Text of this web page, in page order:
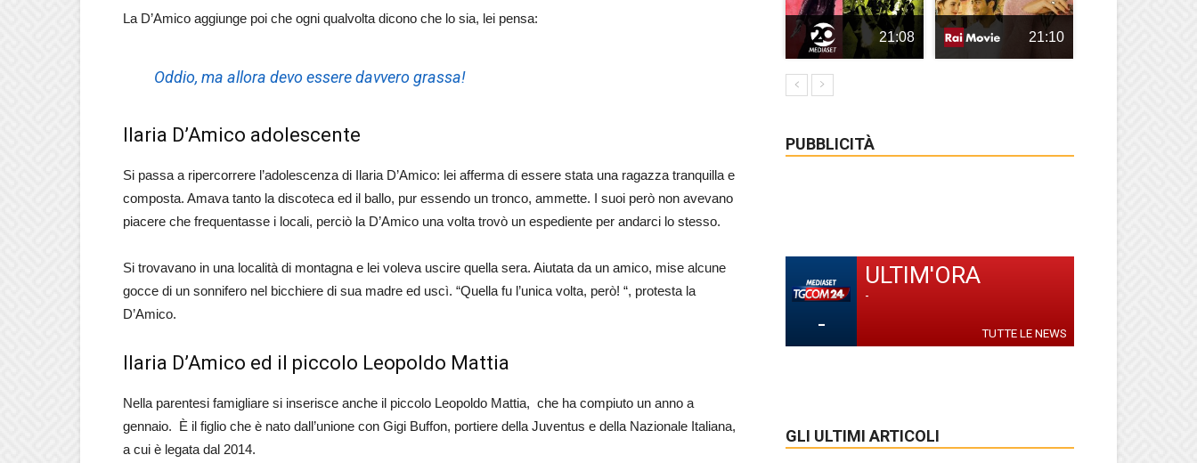
La D’Amico aggiunge poi che ogni qualvolta dicono che lo sia, lei pensa:
Oddio, ma allora devo essere davvero grassa!
Ilaria D’Amico adolescente
Si passa a ripercorrere l’adolescenza di Ilaria D’Amico: lei afferma di essere stata una ragazza tranquilla e
composta. Amava tanto la discoteca ed il ballo, pur essendo un tronco, ammette. I suoi però non avevano
piacere che frequentasse i locali, perciò la D’Amico una volta trovò un espediente per andarci lo stesso.
Si trovavano in una località di montagna e lei voleva uscire quella sera. Aiutata da un amico, mise alcune
gocce di un sonnifero nel bicchiere di sua madre ed uscì. “Quella fu l’unica volta, però! “, protesta la
D’Amico.
Ilaria D’Amico ed il piccolo Leopoldo Mattia
Nella parentesi famigliare si inserisce anche il piccolo Leopoldo Mattia, che ha compiuto un anno a
gennaio. È il figlio che è nato dall’unione con Gigi Buffon, portiere della Juventus e della Nazionale Italiana,
a cui è legata dal 2014.
21:08 21:10
PUBBLICITÀ
-
ULTIM'ORA
-
TUTTE LE NEWS
GLI ULTIMI ARTICOLI